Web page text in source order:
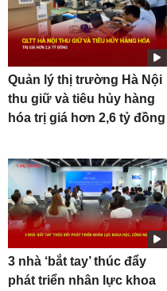
Quản lý thị trường Hà Nội
thu giữ và tiêu hủy hàng
hóa trị giá hơn 2,6 tỷ đồng
3 nhà ‘bắt tay’ thúc đẩy
phát triển nhân lực khoa